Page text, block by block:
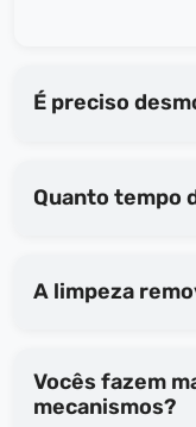
É preciso
Quanto tempo
A limpeza
Vocês fazem
mecanismos?